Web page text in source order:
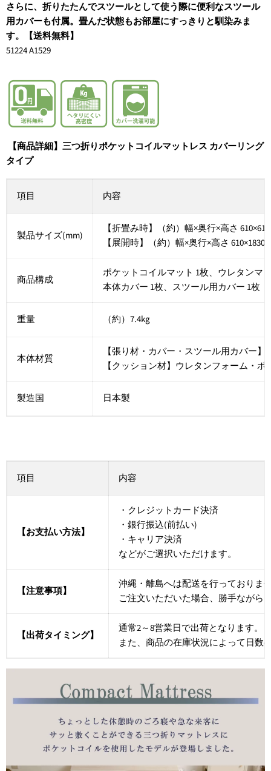
さらに、折りたたんでスツールとして使う際に便利なスツール
用カバーも付属。畳んだ状態もお部屋にすっきりと馴染みま
す。【送料無料】
51224 A1529
【商品詳細】三つ折りポケットコイルマットレス カバーリング
タイプ
項目 内容
製品サイズ(mm)
【折畳み時】（約）幅×奥行×高さ
【展開時】（約）幅×奥行×高さ
商品構成
ポケットコイルマット 1枚、ウレタンマ
本体カバー 1枚、スツール用カバー 1枚
重量 （約）7.4kg
本体材質
【張り材・カバー・スツール用カバー】
【クッション材】ウレタンフォーム・ポ
製造国 日本製
項目 内容
【お支払い方法】
・クレジットカード決済
・銀行振込(前払い)
・キャリア決済
などがご選択いただけます。
【注意事項】
沖縄・離島へは配送を行っておりま
ご注文いただいた場合、勝手ながら
【出荷タイミング】
通常2～8営業日で出荷となります。
また、商品の在庫状況によって日数